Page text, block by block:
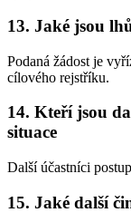
13. Jaké jsou
Podaná žádost je
cílového rejstříku.
14. Kteří jsou
situace
Další účastníci
15. Jaké další